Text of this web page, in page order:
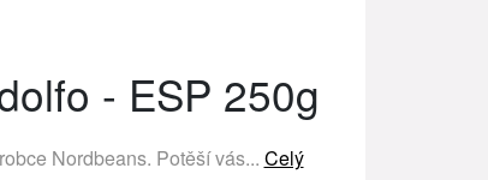
- ESP 250g
Nordbeans. Potěší vás... Celý